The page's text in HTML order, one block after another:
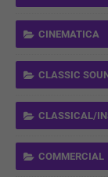
CINEMATICA
CLASSIC
CLASSICAL/
COMMERCIAL